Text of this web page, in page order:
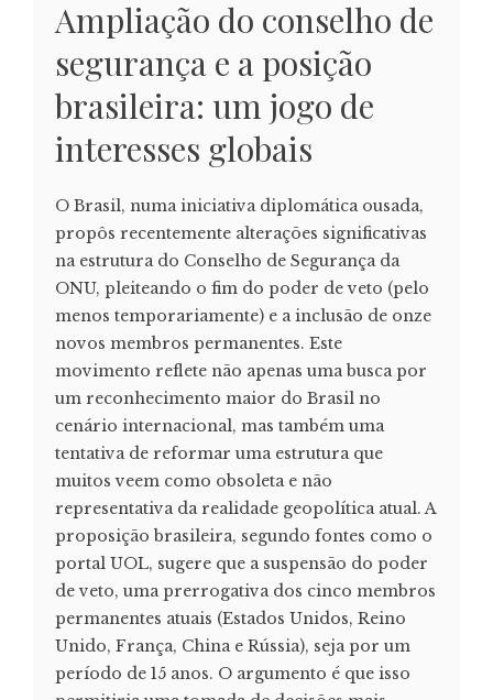
Ampliação do conselho de
segurança e a posição
brasileira: um jogo de
interesses globais
O Brasil, numa iniciativa diplomática ousada,
propôs recentemente alterações significativas
na estrutura do Conselho de Segurança da
ONU, pleiteando o fim do poder de veto (pelo
menos temporariamente) e a inclusão de onze
novos membros permanentes. Este
movimento reflete não apenas uma busca por
um reconhecimento maior do Brasil no
cenário internacional, mas também uma
tentativa de reformar uma estrutura que
muitos veem como obsoleta e não
representativa da realidade geopolítica atual. A
proposição brasileira, segundo fontes como o
portal UOL, sugere que a suspensão do poder
de veto, uma prerrogativa dos cinco membros
permanentes atuais (Estados Unidos, Reino
Unido, França, China e Rússia), seja por um
período de 15 anos. O argumento é que isso